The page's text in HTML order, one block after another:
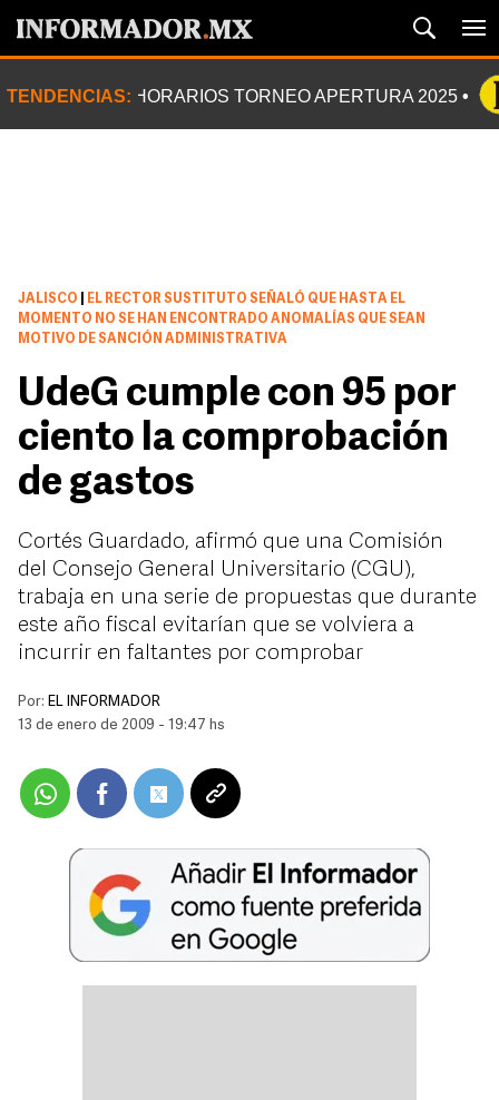
TENDENCIAS: HORARIOS TORNEO APERTURA 2025
JALISCO
EL RECTOR SUSTITUTO SEÑALÓ QUE HASTA EL
MOMENTO NO SE HAN ENCONTRADO ANOMALÍAS QUE SEAN
MOTIVO DE SANCIÓN ADMINISTRATIVA
UdeG cumple con 95 por
ciento la comprobación
de gastos
Cortés Guardado, afirmó que una Comisión
del Consejo General Universitario (CGU),
trabaja en una serie de propuestas que durante
este año fiscal evitarían que se volviera a
incurrir en faltantes por comprobar
Por: EL INFORMADOR
13 de enero de 2009 - 19:47 hs